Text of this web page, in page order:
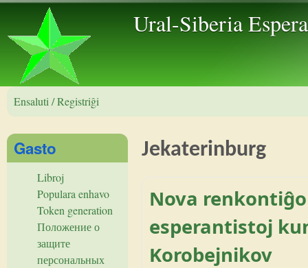
Ural-Siberia
Ensaluti / Registriĝi
Jekaterinburg
Nova
esperantistoj
Korobejnikov
Gasto
Libroj
Populara enhavo
Token generation
Положение о
защите
персональных